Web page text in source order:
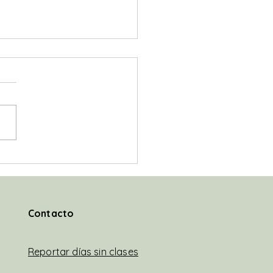
si este es
en reconstruir la
Contacto
Reportar días sin clases